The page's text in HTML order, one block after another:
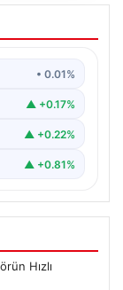
• 0.01%
▲ +0.17%
▲ +0.22%
▲ +0.81%
Hızlı